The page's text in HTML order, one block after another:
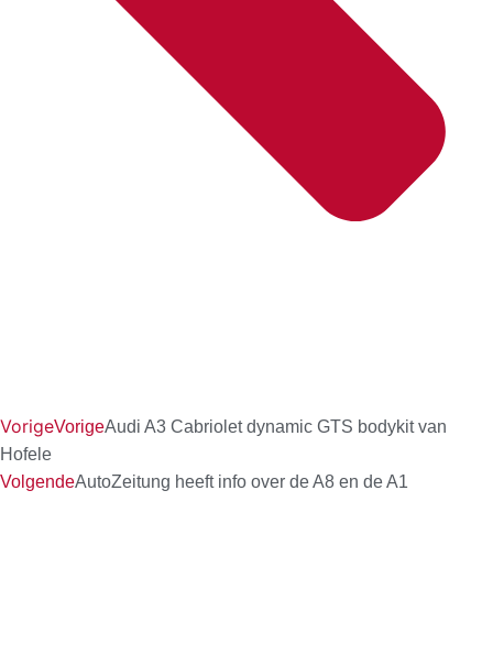
VorigeVorigeAudi A3 Cabriolet dynamic GTS bodykit van
Hofele
VolgendeAutoZeitung heeft info over de A8 en de A1